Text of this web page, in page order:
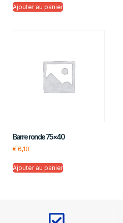
Ajouter au panier
Barre ronde 75×40
€ 6,10
Ajouter au panier